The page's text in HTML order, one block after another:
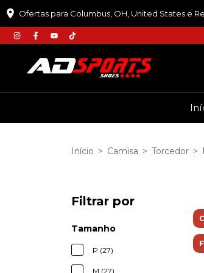
Ofertas para Columbus, OH, United States e
:𝙋𝙍𝙄𝙈𝙀𝙄𝙍𝘼𝘾𝙊𝙈𝙋𝙍𝘼
Início > Camisa > Torcedor >
Filtrar por
Tamanho
P (27)
M (27)